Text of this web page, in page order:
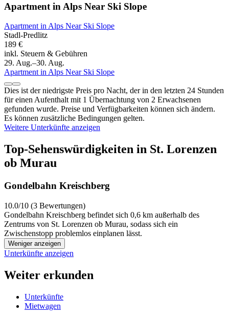
Apartment in Alps Near Ski Slope
Apartment in Alps Near Ski Slope
Stadl-Predlitz
189 €
inkl. Steuern & Gebühren
29. Aug.–30. Aug.
Apartment in Alps Near Ski Slope
Dies ist der niedrigste Preis pro Nacht, der in den letzten 24 Stunden
für einen Aufenthalt mit 1 Übernachtung von 2 Erwachsenen
gefunden wurde. Preise und Verfügbarkeiten können sich ändern.
Es können zusätzliche Bedingungen gelten.
Weitere Unterkünfte anzeigen
Top-Sehenswürdigkeiten in St. Lorenzen
ob Murau
Gondelbahn Kreischberg
10.0/10 (3 Bewertungen)
Gondelbahn Kreischberg befindet sich 0,6 km außerhalb des
Zentrums von St. Lorenzen ob Murau, sodass sich ein
Zwischenstopp problemlos einplanen lässt.
Weniger anzeigen
Unterkünfte anzeigen
Weiter erkunden
Unterkünfte
Mietwagen